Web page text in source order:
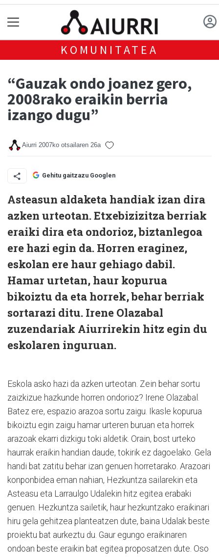
KOMUNITATEA
“Gauzak ondo joanez gero,
2008rako eraikin berria
izango dugu”
Aiurri 2007ko otsailaren 26a
Gehitu gaitzazu Googlen
Asteasun aldaketa handiak izan dira
azken urteotan. Etxebizizitza berriak
eraiki dira eta ondorioz, biztanlegoa
ere hazi egin da. Horren eraginez,
eskolan ere haur gehiago dabil.
Hamar urtetan, haur kopurua
bikoiztu da eta horrek, behar berriak
sortarazi ditu. Irene Olazabal
zuzendariak Aiurrirekin hitz egin du
eskolaren inguruan.
Eskola asko hazi da azken urteotan. Zein behar sortu
zaizkizue hazkunde horren ondorioz? Irene Olazabal.
Batez ere, espazio arazoa sortu zaigu. Ikasle kopurua
bikoiztu egin zaigu hamar urteren buruan eta horrek
arazoak ekarri dizkigu toki aldetik. Orain, bost urteko
haurrak eraikin handian daude, tokirik ez dagoelako. Gela
handi bat zatitu behar izan genuen horretarako. Arazoari
konponbidea eman nahian, Hezkuntza sailarekin eta
Asteasu eta Larraulgo Udalekin hitz egitea erabaki
genuen. Hezkuntza sailetik, haur hezkuntzako eraikinari
hiru gela gehitzea planteatzen dute, baina Udalak beste
proiektu bat aurkeztu du. Gaur egungo eraikinaren
ondoan beste eraikin bat egitea proposatzen dute. Oso